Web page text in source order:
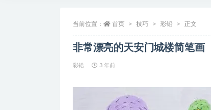
当前位置： 首页 技巧 彩铅 正文
非常漂亮的天安门城楼简笔画
彩铅 3 年前